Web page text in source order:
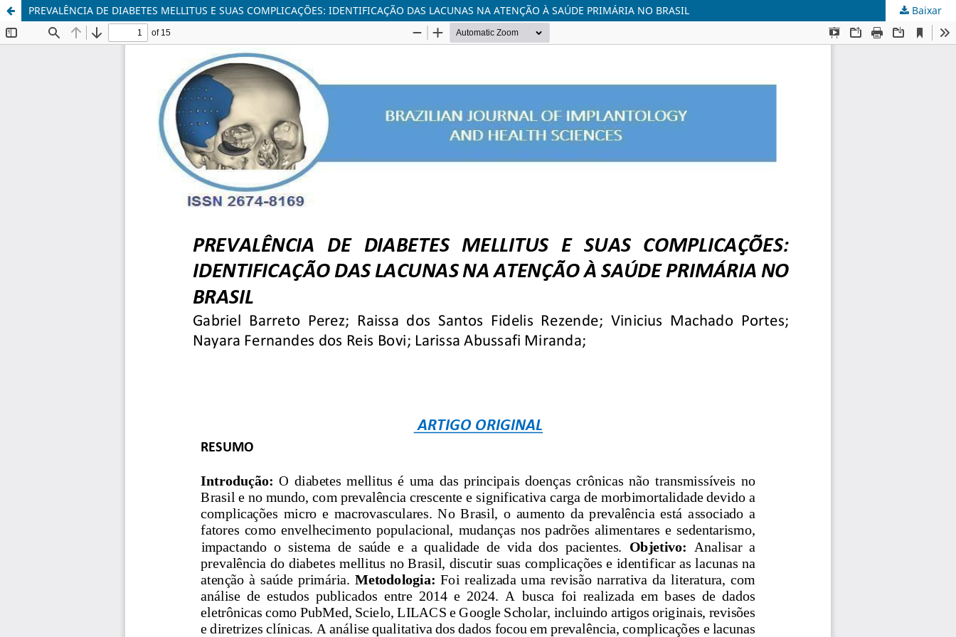
PREVALÊNCIA DE DIABETES MELLITUS E SUAS COMPLICAÇÕES: IDENTIFICAÇÃO DAS LACUNAS NA ATENÇÃO À SAÚDE PRIMÁRIA NO BRASIL Baixar